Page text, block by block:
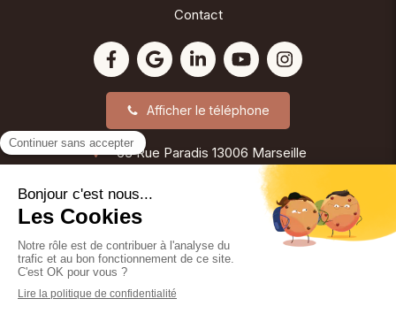
Contact
Afficher le téléphone
63 Rue Paradis 13006 Marseille
©2024 Reinette Girard - Psychothérapie
Mentions légales